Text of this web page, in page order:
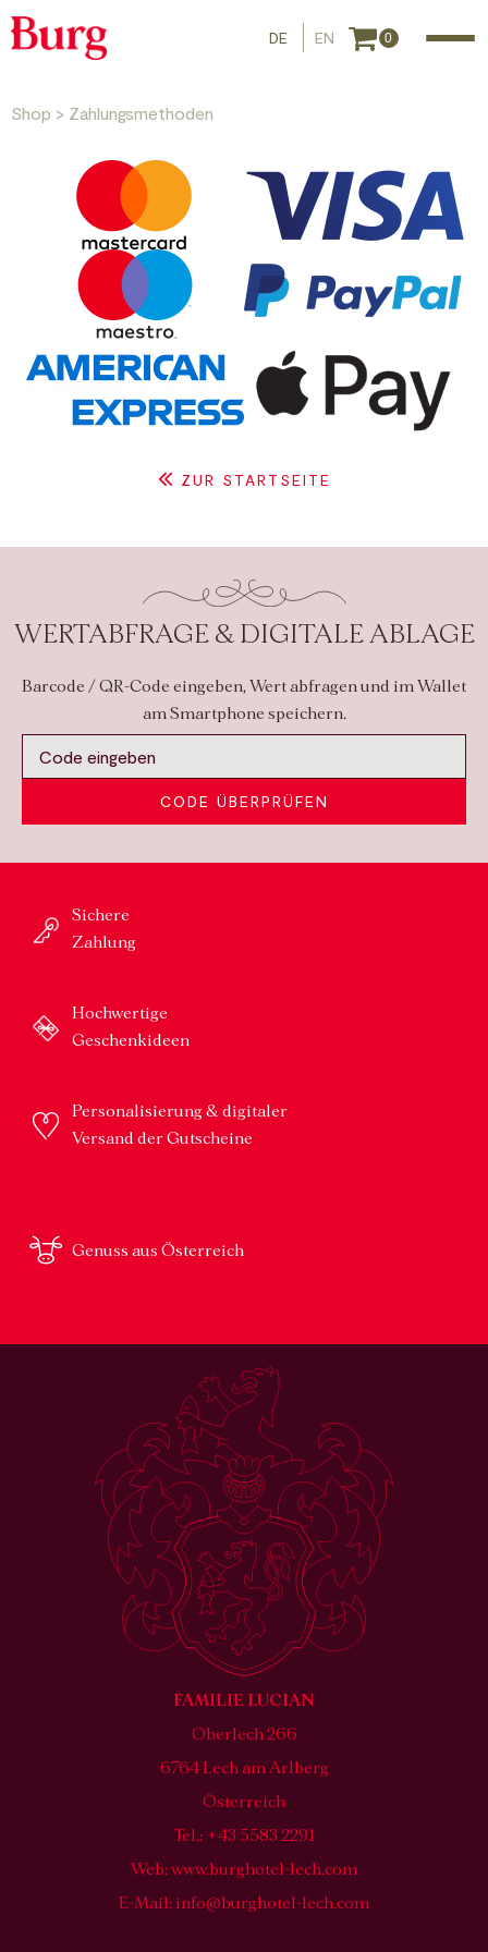
DE EN 0
Shop > Zahlungsmethoden
ZUR STARTSEITE
WERTABFRAGE & DIGITALE ABLAGE
Barcode / QR-Code eingeben, Wert abfragen und im Wallet
am Smartphone speichern.
CODE ÜBERPRÜFEN
Sichere
Zahlung
Hochwertige
Geschenkideen
Personalisierung & digitaler
Versand der Gutscheine
Genuss aus Österreich
FAMILIE LUCIAN
Oberlech 266
6764 Lech am Arlberg
Österreich
Tel.: +43 5583 2291
Web:www.burghotel-lech.com
E-Mail: info@burghotel-lech.com